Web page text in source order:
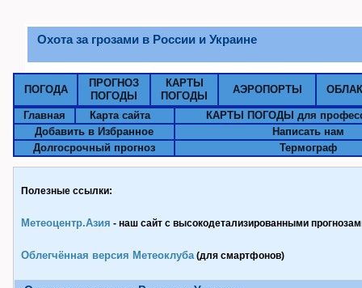
Охота за грозами в России и Украине
ПОГОДА
ПРОГНОЗ
ПОГОДЫ
КАРТЫ
ПОГОДЫ
АЭРОПОРТЫ
Главная Карта сайта
КАРТЫ ПОГОДЫ для
Добавить в Избранное
Написать нам
Долгосрочный прогноз
Термограф
Полезные ссылки:
Метеоцентр.Азия - наш сайт с высокодетализированными
Облегчённая версия Метеоклуба(для смартфонов)